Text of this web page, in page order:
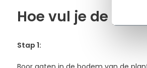
Hoe vul je de
Stap 1: